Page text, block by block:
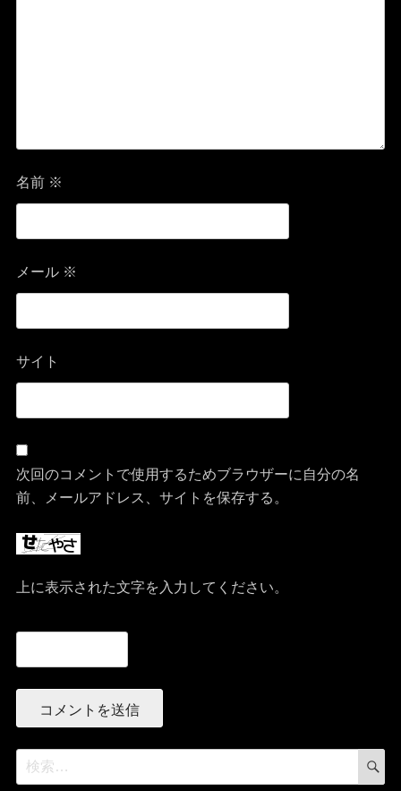
名前 ※
メール ※
サイト
次回のコメントで使用するためブラウザーに自分の名
前、メールアドレス、サイトを保存する。
上に表示された文字を入力してください。
検
索: